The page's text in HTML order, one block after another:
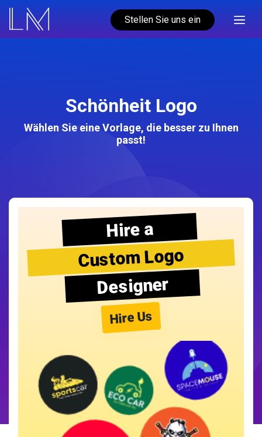
Stellen Sie uns ein
Schönheit Logo
Wählen Sie eine Vorlage, die besser zu Ihnen
passt!
Hire a
Custom Logo
Designer
Hire Us